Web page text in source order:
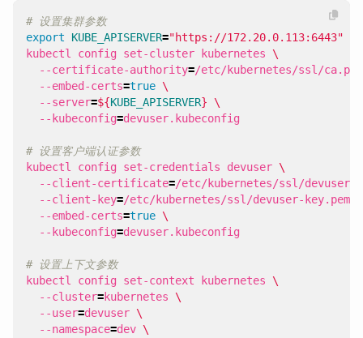
# 设置集群参数
export
KUBE_APISERVER="https://172.20.0.113:6443"
kubectl config set-cluster kubernetes
  --certificate-authority
=/etc/kubernetes/ssl/
  --embed-certs
=true
  --server
=${KUBE_APISERVER}
  --kubeconfig
=
# 设置客户端认证参数
kubectl config set-credentials devuser
  --client-certificate
=/etc/kubernetes/ssl/
  --client-key
=/etc/kubernetes/ssl/devuser-key.pem
  --embed-certs
=true
  --kubeconfig
=
# 设置上下文参数
kubectl config set-context kubernetes
  --cluster
=kubernetes
  --user
=devuser
  --namespace
=dev